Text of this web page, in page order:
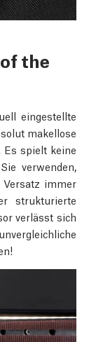
the
eingestellte
makellose
Es spielt keine
verwenden,
Versatz immer
strukturierte
verlässt sich